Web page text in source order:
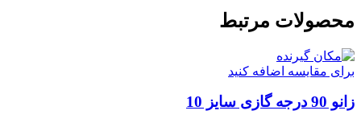
محصولات مرتبط
برای مقایسه اضافه کنید
زانو 90 درجه گازی سایز 10